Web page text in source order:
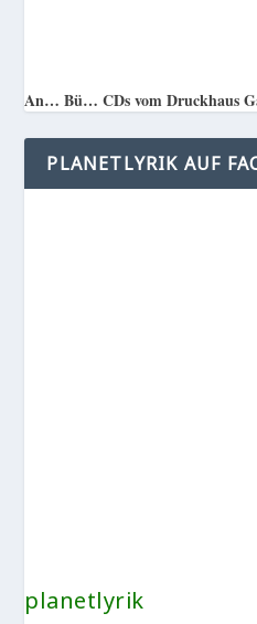
An… Bü… CDs vom Druckhaus
PLANETLYRIK AUF
planetlyrik